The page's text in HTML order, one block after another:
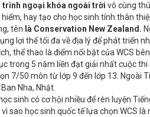
trình ngoại khóa ngoài trời vô cùng
hay tạo cho học sinh tính thân
tên là Conservation New Zealand.
lợi thế tối đa về địa lý để phát triển
thể thao là điểm nổi bật của WCS
trong 5 năm liền đạt giải nhất cuộc thi
7/50 môn từ lớp 9 đến lớp 13. Ngoài
Nha, Nhật.
sinh có cơ hội nhiều để rèn luyện
sao học sinh quốc tế lựa chọn WCS